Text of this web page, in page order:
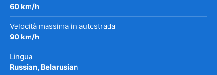
60 km/h
Velocità massima in autostrada
90 km/h
Lingua
Russian, Belarusian